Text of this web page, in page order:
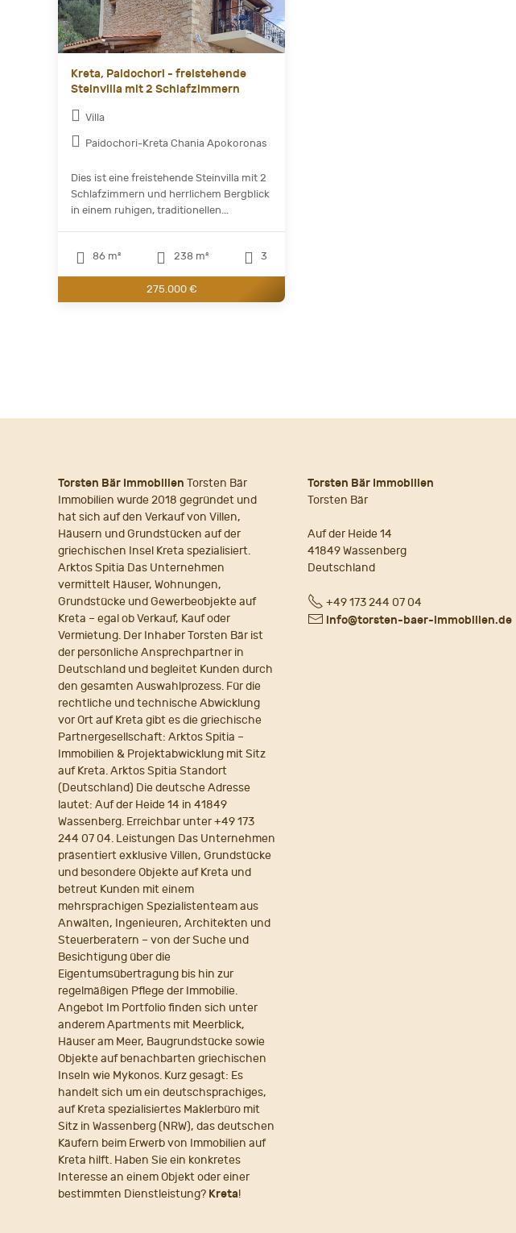
Kreta, Paidochori - freistehende
Steinvilla mit 2 Schlafzimmern
Villa
Paidochori-Kreta Chania Apokoronas
Dies ist eine freistehende Steinvilla mit 2
Schlafzimmern und herrlichem Bergblick
in einem ruhigen, traditionellen...
86 m² 238 m² 3
275.000 €
Torsten Bär Immobilien Torsten Bär
Immobilien wurde 2018 gegründet und
hat sich auf den Verkauf von Villen,
Häusern und Grundstücken auf der
griechischen Insel Kreta spezialisiert.
Arktos Spitia Das Unternehmen
vermittelt Häuser, Wohnungen,
Grundstücke und Gewerbeobjekte auf
Kreta – egal ob Verkauf, Kauf oder
Vermietung. Der Inhaber Torsten Bär ist
der persönliche Ansprechpartner in
Deutschland und begleitet Kunden durch
den gesamten Auswahlprozess. Für die
rechtliche und technische Abwicklung
vor Ort auf Kreta gibt es die griechische
Partnergesellschaft: Arktos Spitia –
Immobilien & Projektabwicklung mit Sitz
auf Kreta. Arktos Spitia Standort
(Deutschland) Die deutsche Adresse
lautet: Auf der Heide 14 in 41849
Wassenberg. Erreichbar unter +49 173
244 07 04. Leistungen Das Unternehmen
präsentiert exklusive Villen, Grundstücke
und besondere Objekte auf Kreta und
betreut Kunden mit einem
mehrsprachigen Spezialistenteam aus
Anwälten, Ingenieuren, Architekten und
Steuerberatern – von der Suche und
Besichtigung über die
Eigentumsübertragung bis hin zur
regelmäßigen Pflege der Immobilie.
Angebot Im Portfolio finden sich unter
anderem Apartments mit Meerblick,
Häuser am Meer, Baugrundstücke sowie
Objekte auf benachbarten griechischen
Inseln wie Mykonos. Kurz gesagt: Es
handelt sich um ein deutschsprachiges,
auf Kreta spezialisiertes Maklerbüro mit
Sitz in Wassenberg (NRW), das deutschen
Käufern beim Erwerb von Immobilien auf
Kreta hilft. Haben Sie ein konkretes
Interesse an einem Objekt oder einer
bestimmten Dienstleistung? Kreta!
Torsten Bär Immobilien
Torsten Bär
Auf der Heide 14
41849 Wassenberg
Deutschland
Fon+49 173 244 07 04
E- info@torsten-baer-immobilien.de